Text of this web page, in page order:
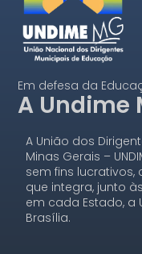
Em defesa da
A Undime
A União dos
Minas Gerais –
sem fins lucrativos,
que integra, junto
em cada Estado, a
Brasília.